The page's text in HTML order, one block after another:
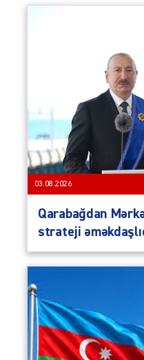
03.08.2026
Qarabağdan
strateji